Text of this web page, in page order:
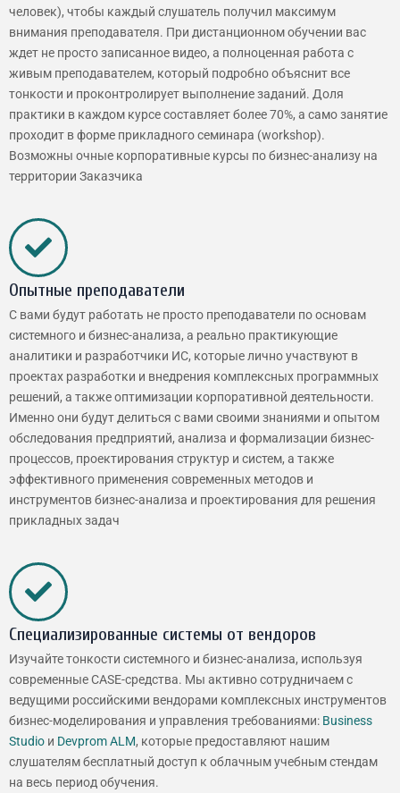
человек), чтобы каждый слушатель получил максимум
внимания преподавателя. При дистанционном обучении вас
ждет не просто записанное видео, а полноценная работа с
живым преподавателем, который подробно объяснит все
тонкости и проконтролирует выполнение заданий. Доля
практики в каждом курсе составляет более 70%, а само занятие
проходит в форме прикладного семинара (workshop).
Возможны очные корпоративные курсы по бизнес-анализу на
территории Заказчика
Опытные преподаватели
С вами будут работать не просто преподаватели по основам
системного и бизнес-анализа, а реально практикующие
аналитики и разработчики ИС, которые лично участвуют в
проектах разработки и внедрения комплексных программных
решений, а также оптимизации корпоративной деятельности.
Именно они будут делиться с вами своими знаниями и опытом
обследования предприятий, анализа и формализации бизнес-
процессов, проектирования структур и систем, а также
эффективного применения современных методов и
инструментов бизнес-анализа и проектирования для решения
прикладных задач
Специализированные системы от вендоров
Изучайте тонкости системного и бизнес-анализа, используя
современные CASE-средства. Мы активно сотрудничаем с
ведущими российскими вендорами комплексных инструментов
бизнес-моделирования и управления требованиями: Business
Studio и Devprom ALM, которые предоставляют нашим
слушателям бесплатный доступ к облачным учебным стендам
на весь период обучения.